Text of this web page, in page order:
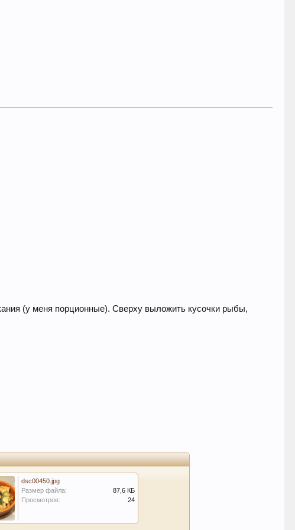
(у меня порционные). Сверху выложить кусочки рыбы,
dsc00450.jpg
Размер файла:
87,6 КБ
Просмотров:
24